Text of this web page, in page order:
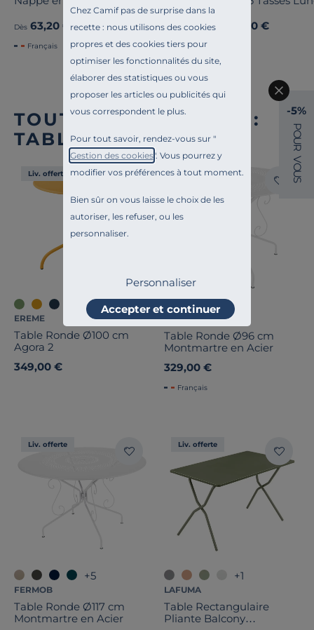
Chez Camif pas de surprise dans la
recette : nous utilisons des cookies
propres et des cookies tiers pour
optimiser les fonctionnalités du site,
élaborer des statistiques ou vous
proposer les articles ou publicités qui
vous correspondent le plus.
Pour tout savoir, rendez-vous sur "
Gestion des cookies". Vous pourrez y
modifier vos préférences à tout moment.
Bien sûr on vous laisse le choix de les
autoriser, les refuser, ou les
personnaliser.
Personnaliser
Accepter et continuer
Dès 63,20 € Ancien prix
79,00 € -20%
Français
Dès 59,00 €
TOUTE NOTRE OFFRE :
TABLES D'EXTÉRIEUR
Liv. offerte
EREME
Table Ronde Ø100 cm
Agora 2
349,00 €
Liv. offerte
+4
FERMOB
Table Ronde Ø96 cm
Montmartre en Acier
329,00 €
Français
Liv. offerte
+5
FERMOB
Table Ronde Ø117 cm
Montmartre en Acier
Liv. offerte
+1
LAFUMA
Table Rectangulaire
Pliante Balcony
-5%
P
O
U
R
V
O
U
S